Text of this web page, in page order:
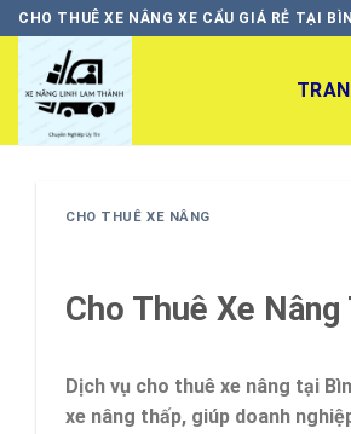
Skip
to
content
CHO THUÊ XE NÂNG XE CẨU GIÁ RẺ TẠI
CHO THUÊ XE NÂNG
Cho Thuê Xe
Dịch vụ cho thuê xe nâng tại
xe nâng thấp, giúp doanh